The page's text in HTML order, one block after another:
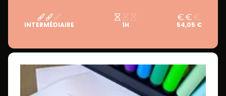
INTERMÉDIAIRE 1H 54,05 €